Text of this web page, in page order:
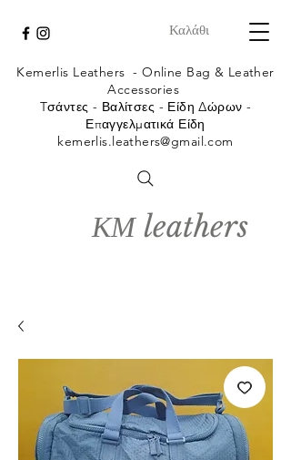
Καλάθι
ΚΜ leathers
Kemerlis Leathers -Online Bag & Leather
Accessories
Tσάντες - Βαλίτσες - Είδη Δώρων -
Επαγγελματικά Είδη
kemerlis.leathers@gmail.com